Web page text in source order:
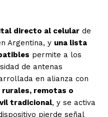
directo al celular de
Argentina, y una lista
permite a los
de antenas
en alianza con
rurales, remotas o
tradicional, y se activa
pierde señal